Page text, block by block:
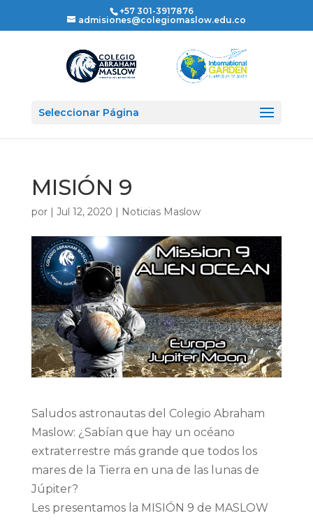
+57 301-3917876
admisiones@colegiomaslow.edu.co
Seleccionar Página
MISIÓN 9
por | Jul 12, 2020 | Noticias Maslow
Saludos astronautas del Colegio Abraham
Maslow: ¿Sabían que hay un océano
extraterrestre más grande que todos los
mares de la Tierra en una de las lunas de
Júpiter?
Les presentamos la MISIÓN 9 de MASLOW